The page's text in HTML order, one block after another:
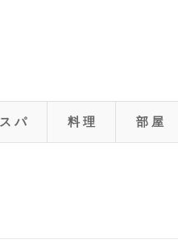
ス パ 料 理 部 屋